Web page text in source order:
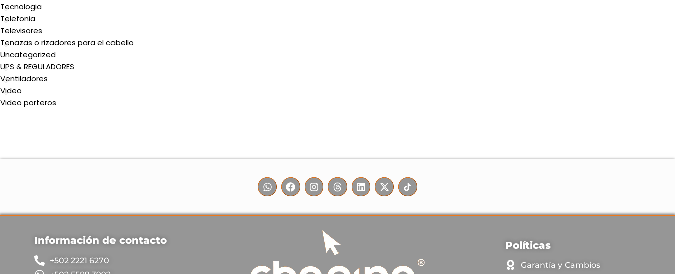
Tecnologia
Telefonia
Televisores
Tenazas o rizadores para el cabello
Uncategorized
UPS & REGULADORES
Ventiladores
Video
Video porteros
Información de contacto
+502 2221 6270
Políticas
Garantía y Cambios